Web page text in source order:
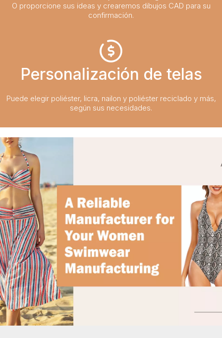
O proporcione sus ideas y crearemos dibujos CAD para su
confirmación.
Personalización de telas
Puede elegir poliéster, licra, nailon y poliéster reciclado y más,
según sus necesidades.